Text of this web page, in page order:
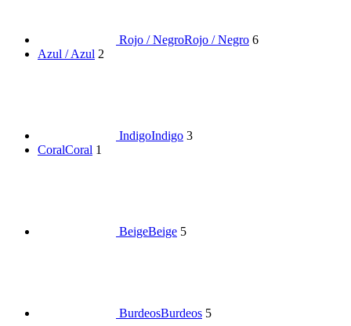
Rojo / NegroRojo / Negro 6
Azul / Azul 2
IndigoIndigo 3
CoralCoral 1
BeigeBeige 5
BurdeosBurdeos 5